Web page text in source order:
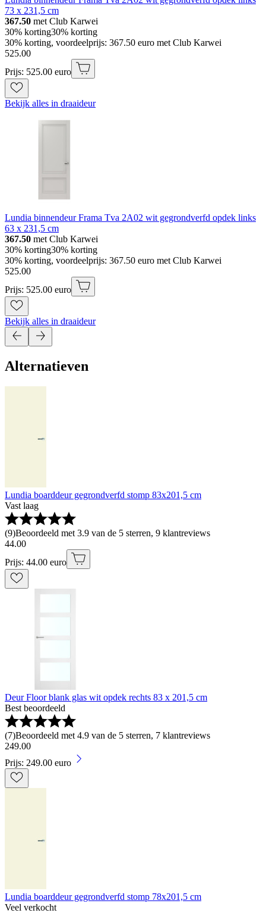
73 x 231,5 cm
367.50 met Club Karwei
30% korting30% korting
30% korting, voordeelprijs: 367.50 euro met Club Karwei
525.00
Prijs: 525.00 euro
Bekijk alles in draaideur
Lundia binnendeur Frama Tva 2A02 wit gegrondverfd opdek links
63 x 231,5 cm
367.50 met Club Karwei
30% korting30% korting
30% korting, voordeelprijs: 367.50 euro met Club Karwei
525.00
Prijs: 525.00 euro
Bekijk alles in draaideur
Alternatieven
Lundia boarddeur gegrondverfd stomp 83x201,5 cm
Vast laag
(9)Beoordeeld met 3.9 van de 5 sterren, 9 klantreviews
44.00
Prijs: 44.00 euro
Deur Floor blank glas wit opdek rechts 83 x 201,5 cm
Best beoordeeld
(7)Beoordeeld met 4.9 van de 5 sterren, 7 klantreviews
249.00
Prijs: 249.00 euro
Lundia boarddeur gegrondverfd stomp 78x201,5 cm
Veel verkocht